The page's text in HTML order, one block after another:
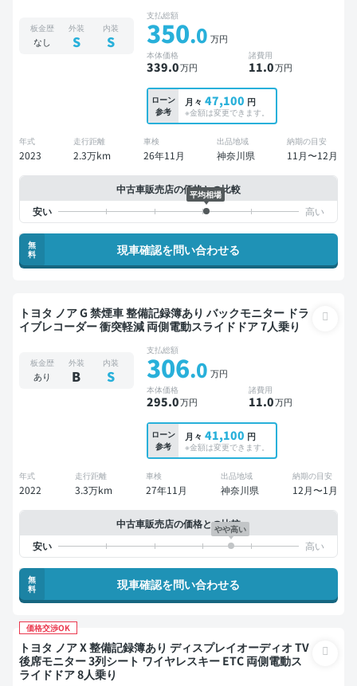
板金歴
なし
外装
S
内装
S
支払総額
350.0 万円
本体価格
339.0万円
諸費用
11.0万円
ローン
参考
月々 47,100 円
※金額は変更できます。
年式
2023
走行距離
2.3万km
車検
26年11月
出品地域
神奈川県
納期の目安
11月〜12月
中古車販売店の価格との比較
平均相場
無
料
現車確認を問い合わせる
トヨタ ノア G 禁煙車 整備記録簿あり バックモニター ドラ
イブレコーダー 衝突軽減 両側電動スライドドア 7人乗り
板金歴
あり
外装
B
内装
S
支払総額
306.0 万円
本体価格
295.0万円
諸費用
11.0万円
ローン
参考
月々 41,100 円
※金額は変更できます。
年式
2022
走行距離
3.3万km
車検
27年11月
出品地域
神奈川県
納期の目安
12月〜1月
中古車販売店の価格との比較
やや高い
無
料
現車確認を問い合わせる
価格交渉OK
トヨタ ノア X 整備記録簿あり ディスプレイオーディオ TV
後席モニター 3列シート ワイヤレスキー ETC 両側電動ス
ライドドア 8人乗り